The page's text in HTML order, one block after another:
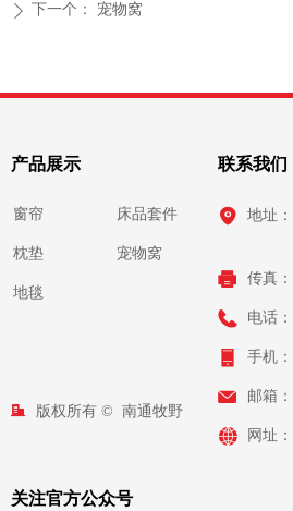
ꄲ 下一个： 宠物窝
地址：
传真：
电话：
手机：
邮箱：
网址：
联系我们
产品展示
窗帘
枕垫
地毯
床品套件
宠物窝
版权所有 © 南通牧野
关注官方公众号